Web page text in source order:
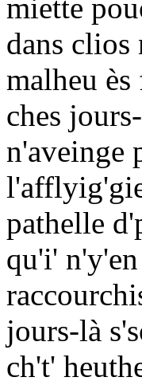
miette
dans clios
malheu
ches
n'aveinge
pathelle
qu'i'
jours-là
ch't'